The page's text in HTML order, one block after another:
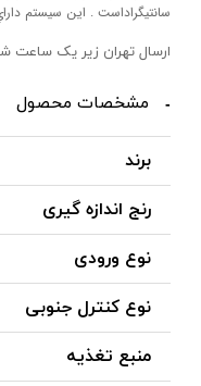
سانتيگراداست . اين سيستم داراي يک
ارسال تهران زیر یک ساعت
مشخصات محصول
برند
رنج اندازه گیری
نوع ورودی
نوع کنترل جنوبی
منبع تغذیه